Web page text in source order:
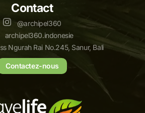
Contact
@archipel360
archipel360.indonesie
Ngurah Rai No.245, Sanur, Bali
Contactez-nous